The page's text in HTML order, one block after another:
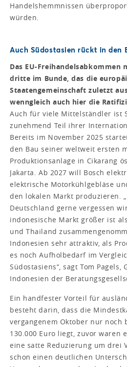
Handelshemmnissen
würden.
Auch Südostasien rückt in den
Das EU-Freihandelsabkommen
dritte im Bunde, das die
Staatengemeinschaft zuletzt
wenngleich auch hier die
Auch für viele Mittelständler ist
zunehmend Teil ihrer
Bereits im November 2025
den Bau seiner weltweit ersten
Produktionsanlage in Cikarang
Jakarta. Ab 2027 will Bosch
elektrische Motorkühlgebläse
den lokalen Markt produzieren.
Deutschland gerne vergessen
indonesische Markt größer ist
und Thailand
Indonesien sehr attraktiv, als
es noch Aufholbedarf im
Südostasiens“, sagt Tom Pagels,
Indonesien der
Ein handfester Vorteil für
besteht darin, dass die
vergangenem Oktober nur noch
130.000 Euro liegt, zuvor waren
eine satte Reduzierung um drei
schon einen deutlichen